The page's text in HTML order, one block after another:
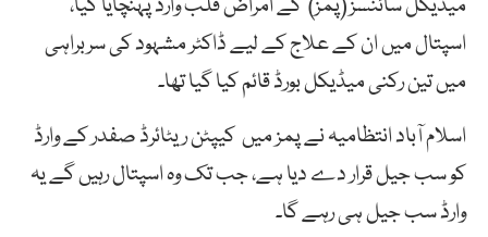
اسپتال میں ان کے علاج کے لیے ڈاکٹر مشہود کی سربراہی
میں تین رکنی میڈیکل بورڈ قائم کیا گیا تھا۔
اسلام آباد انتظامیہ نے پمز میں کیپٹن ریٹائرڈ صفدر کے وارڈ
کو سب جیل قرار دے دیا ہے، جب تک وہ اسپتال رہیں گے یہ
وارڈ سب جیل ہی رہے گا۔